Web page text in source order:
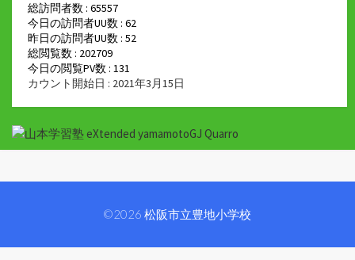
総訪問者数 : 65557
今日の訪問者UU数 : 62
昨日の訪問者UU数 : 52
総閲覧数 : 202709
今日の閲覧PV数 : 131
カウント開始日 : 2021年3月15日
©2026 松阪市立豊地小学校